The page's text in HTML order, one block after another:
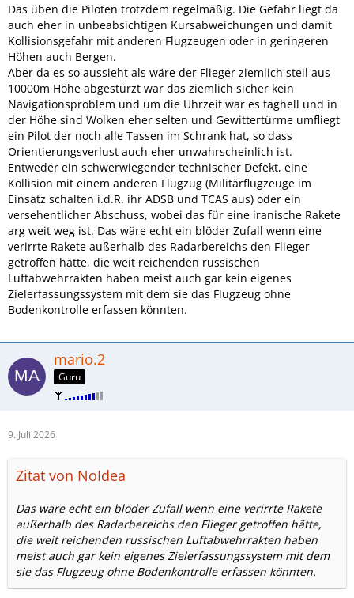
Das üben die Piloten trotzdem regelmäßig. Die Gefahr liegt da
auch eher in unbeabsichtigen Kursabweichungen und damit
Kollisionsgefahr mit anderen Flugzeugen oder in geringeren
Höhen auch Bergen.
Aber da es so aussieht als wäre der Flieger ziemlich steil aus
10000m Höhe abgestürzt war das ziemlich sicher kein
Navigationsproblem und um die Uhrzeit war es taghell und in
der Höhe sind Wolken eher selten und Gewittertürme umfliegt
ein Pilot der noch alle Tassen im Schrank hat, so dass
Orientierungsverlust auch eher unwahrscheinlich ist.
Entweder ein schwerwiegender technischer Defekt, eine
Kollision mit einem anderen Flugzug (Militärflugzeuge im
Einsatz schalten i.d.R. ihr ADSB und TCAS aus) oder ein
versehentlicher Abschuss, wobei das für eine iranische Rakete
arg weit weg ist. Das wäre echt ein blöder Zufall wenn eine
verirrte Rakete außerhalb des Radarbereichs den Flieger
getroffen hätte, die weit reichenden russischen
Luftabwehrrakten haben meist auch gar kein eigenes
Zielerfassungssystem mit dem sie das Flugzeug ohne
Bodenkontrolle erfassen könnten.
mario.2
Guru
9. Juli 2026
Zitat von NoIdea
Das wäre echt ein blöder Zufall wenn eine verirrte Rakete
außerhalb des Radarbereichs den Flieger getroffen hätte,
die weit reichenden russischen Luftabwehrrakten haben
meist auch gar kein eigenes Zielerfassungssystem mit dem
sie das Flugzeug ohne Bodenkontrolle erfassen könnten.